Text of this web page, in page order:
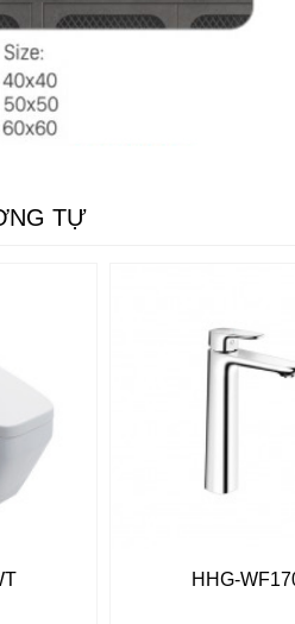
TỰ
HHG-